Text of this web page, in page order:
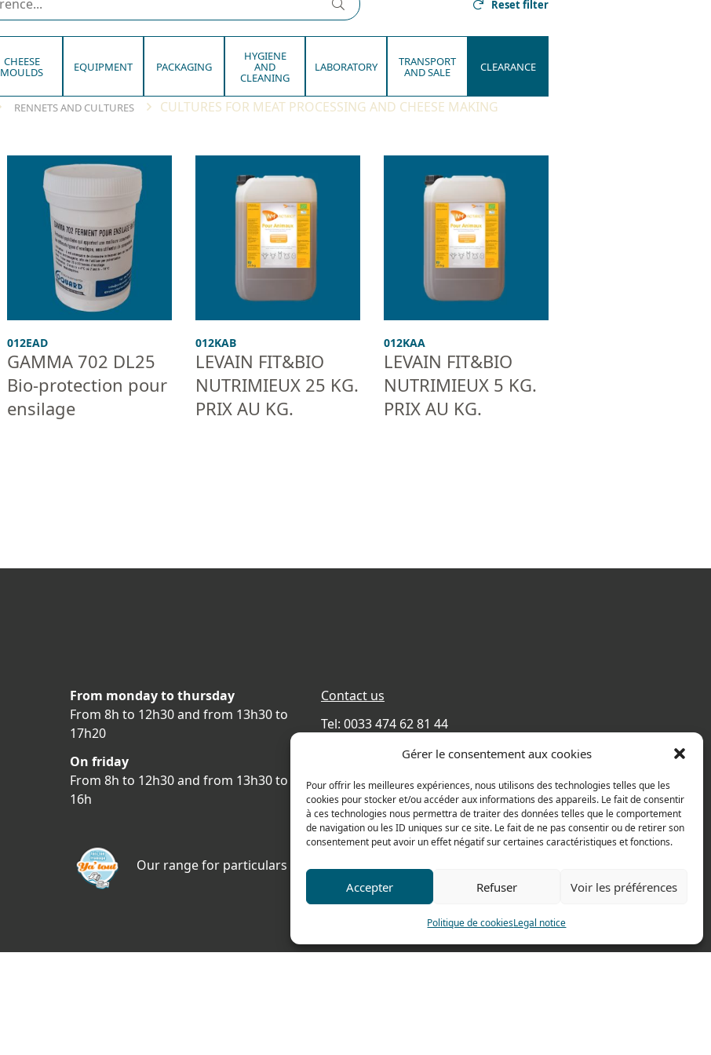
Gérer le consentement aux cookies
Pour offrir les meilleures expériences, nous utilisons des technologies telles que les
cookies pour stocker et/ou accéder aux informations des appareils. Le fait de consentir
à ces technologies nous permettra de traiter des données telles que le comportement
de navigation ou les ID uniques sur ce site. Le fait de ne pas consentir ou de retirer son
consentement peut avoir un effet négatif sur certaines caractéristiques et fonctions.
Accepter Refuser Voir les préférences
Politique de cookiesLegal notice
Reset filter
CHEESE
MOULDS EQUIPMENT PACKAGING
HYGIENE
AND
CLEANING
LABORATORY TRANSPORT
AND SALE CLEARANCE
RENNETS AND CULTURES CULTURES FOR MEAT PROCESSING AND CHEESE MAKING
012EAD
GAMMA 702 DL25
Bio-protection pour
ensilage
012KAB
LEVAIN FIT&BIO
NUTRIMIEUX 25 KG.
PRIX AU KG.
012KAA
LEVAIN FIT&BIO
NUTRIMIEUX 5 KG.
PRIX AU KG.
From monday to thursday
From 8h to 12h30 and from 13h30 to
17h20
On friday
From 8h to 12h30 and from 13h30 to
16h
Our range for particulars
Contact us
Tel: 0033 474 62 81 44
69400 Villefranche sur Saône
FRANCE
Access map